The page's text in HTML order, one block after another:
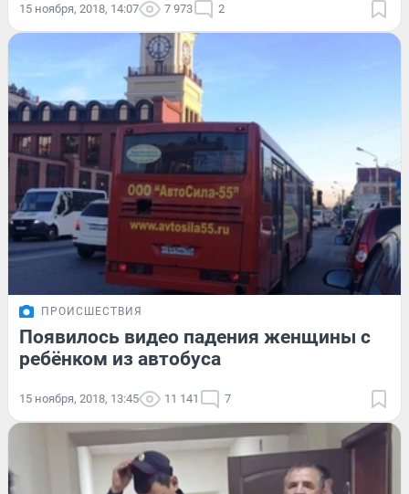
15 ноября, 2018, 14:07 7 973 2
ПРОИСШЕСТВИЯ
Появилось видео падения женщины с
ребёнком из автобуса
15 ноября, 2018, 13:45 11 141 7